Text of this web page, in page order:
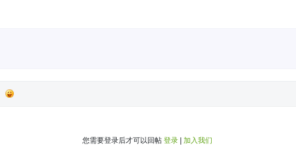
您需要登录后才可以回帖 登录 加入我们